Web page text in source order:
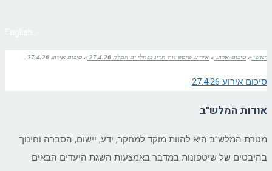
ראשי » סיכום-ארוע » אירוע שיטפונות חריג בנחלי ים המלח 27.4.26 » סיכום אירוע 27.4.26
סיכום אירוע 27.4.26
אודות המלש"ב
מטרת המלש"ב היא להוות מוקד למחקר, ידע, יישום, הסברה וחינוך
בהיבטים של שיטפונות במדבר באמצעות השגת היעדים הבאים